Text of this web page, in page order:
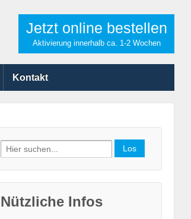
Jetzt online bestellen
Aktivierung innerhalb ca. 1-2 Wochen
Kontakt
Search
for:
Nützliche Infos